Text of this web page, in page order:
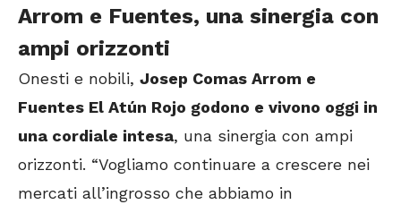
Arrom e Fuentes, una sinergia con
ampi orizzonti
Onesti e nobili, Josep Comas Arrom e
Fuentes El Atún Rojo godono e vivono oggi in
una cordiale intesa, una sinergia con ampi
orizzonti. “Vogliamo continuare a crescere nei
mercati all’ingrosso che abbiamo in